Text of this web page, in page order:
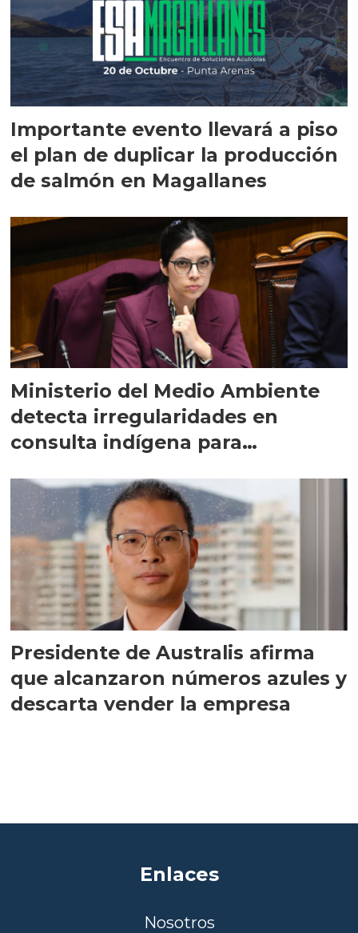
Importante evento llevará a piso
el plan de duplicar la producción
de salmón en Magallanes
Ministerio del Medio Ambiente
detecta irregularidades en
consulta indígena para
Presidente de Australis afirma
que alcanzaron números azules y
descarta vender la empresa
Enlaces
Nosotros